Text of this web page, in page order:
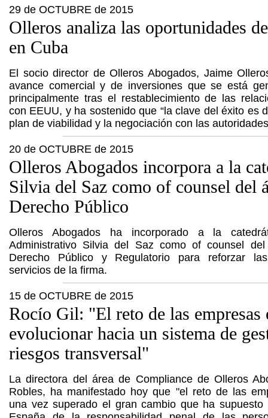
29 de OCTUBRE de 2015
Olleros analiza las oportunidades
en Cuba
El socio director de Olleros Abogados, Jaime
avance comercial y de inversiones que se está
principalmente tras el restablecimiento de las
con EEUU, y ha sostenido que “la clave del éxito es
plan de viabilidad y la negociación con las
20 de OCTUBRE de 2015
Olleros Abogados incorpora a la
Silvia del Saz como of counsel del
Derecho Público
Olleros Abogados ha incorporado a la
Administrativo Silvia del Saz como of counsel del
Derecho Público y Regulatorio para reforzar
servicios de la firma.
15 de OCTUBRE de 2015
Rocío Gil: "El reto de las empresas
evolucionar hacia un sistema de
riesgos transversal"
La directora del área de Compliance de Olleros
Robles, ha manifestado hoy que "el reto de las
una vez superado el gran cambio que ha supuesto